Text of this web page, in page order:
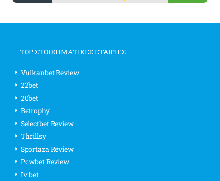
TOP ΣΤΟΙΧΗΜΑΤΙΚΕΣ ΕΤΑΙΡΙΕΣ
Vulkanbet Review
22bet
20bet
Betrophy
Selectbet Review
Thrillsy
Sportaza Review
Powbet Review
Ivibet